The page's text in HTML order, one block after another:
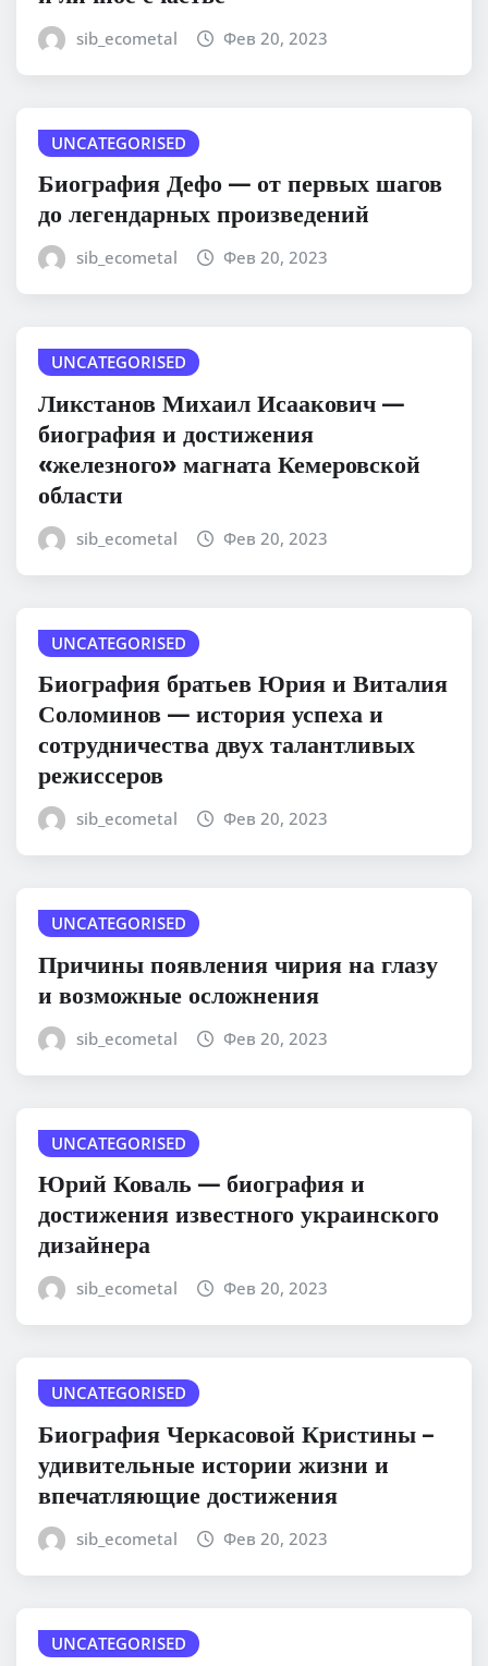
sib_ecometal Фев 20, 2023
UNCATEGORISED
Биография Дефо — от первых шагов
до легендарных произведений
sib_ecometal Фев 20, 2023
UNCATEGORISED
Ликстанов Михаил Исаакович —
биография и достижения
«железного» магната Кемеровской
области
sib_ecometal Фев 20, 2023
UNCATEGORISED
Биография братьев Юрия и Виталия
Соломинов — история успеха и
сотрудничества двух талантливых
режиссеров
sib_ecometal Фев 20, 2023
UNCATEGORISED
Причины появления чирия на глазу
и возможные осложнения
sib_ecometal Фев 20, 2023
UNCATEGORISED
Юрий Коваль — биография и
достижения известного украинского
дизайнера
sib_ecometal Фев 20, 2023
UNCATEGORISED
Биография Черкасовой Кристины –
удивительные истории жизни и
впечатляющие достижения
sib_ecometal Фев 20, 2023
UNCATEGORISED